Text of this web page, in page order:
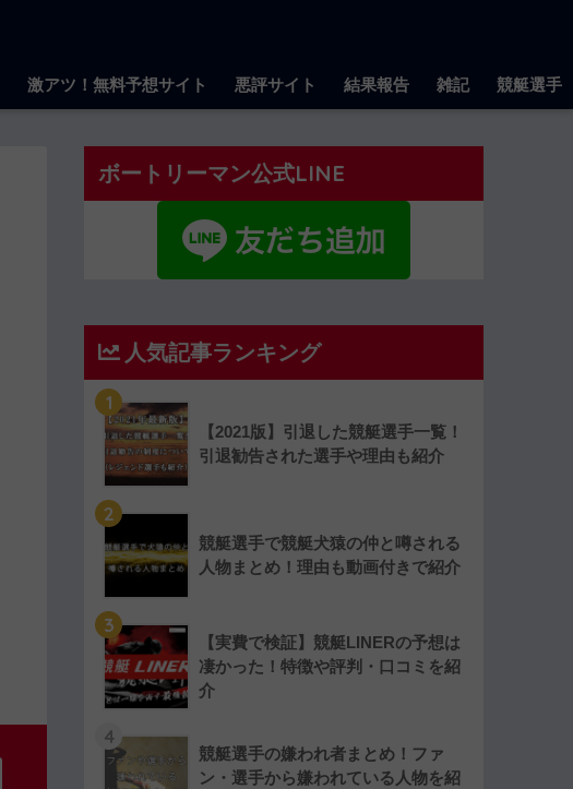
激アツ！無料予想サイト 悪評サイト 結果報告 雑記 競艇選手
ボートリーマン公式LINE
人気記事ランキング
1
【2021版】引退した競艇選手一覧！
引退勧告された選手や理由も紹介
2
競艇選手で競艇犬猿の仲と噂される
人物まとめ！理由も動画付きで紹介
3
【実費で検証】競艇LINERの予想は
凄かった！特徴や評判・口コミを紹
介
4
競艇選手の嫌われ者まとめ！ファ
ン・選手から嫌われている人物を紹